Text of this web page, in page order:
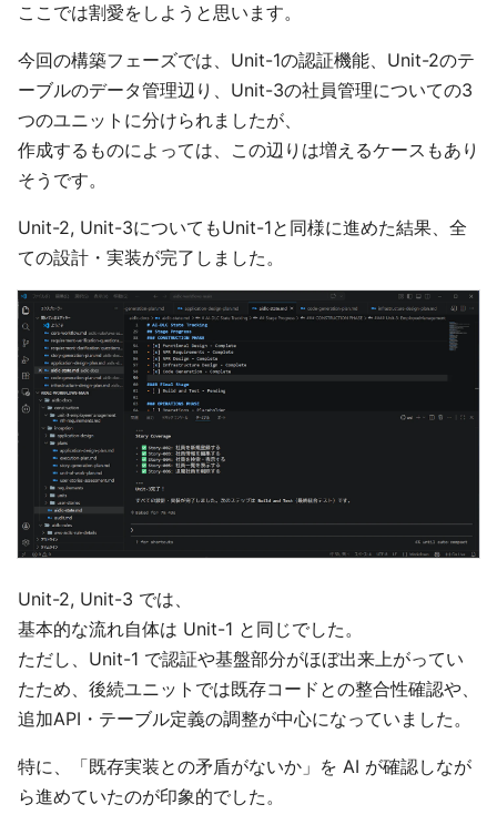
ここでは割愛をしようと思います。
今回の構築フェーズでは、Unit-1の認証機能、Unit-2のテ
ーブルのデータ管理辺り、Unit-3の社員管理についての3
つのユニットに分けられましたが、
作成するものによっては、この辺りは増えるケースもあり
そうです。
Unit-2, Unit-3についてもUnit-1と同様に進めた結果、全
ての設計・実装が完了しました。
Unit-2, Unit-3 では、
基本的な流れ自体は Unit-1 と同じでした。
ただし、Unit-1 で認証や基盤部分がほぼ出来上がってい
たため、後続ユニットでは既存コードとの整合性確認や、
追加API・テーブル定義の調整が中心になっていました。
特に、「既存実装との矛盾がないか」を AI が確認しなが
ら進めていたのが印象的でした。